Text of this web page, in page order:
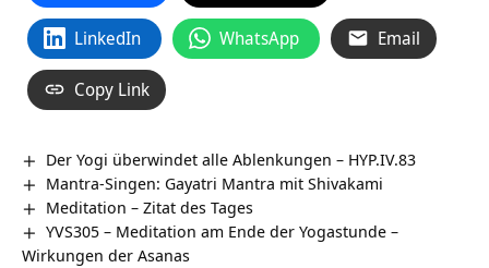
LinkedIn WhatsApp Email
Copy Link
Der Yogi überwindet alle Ablenkungen – HYP.IV.83
Mantra-Singen: Gayatri Mantra mit Shivakami
Meditation – Zitat des Tages
YVS305 – Meditation am Ende der Yogastunde –
Wirkungen der Asanas